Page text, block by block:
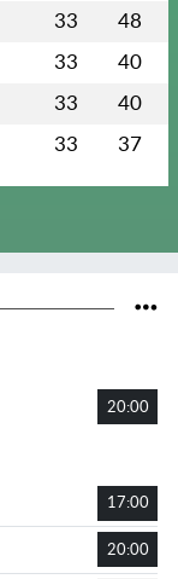
33 48
33 40
33 40
33 37
20:00
17:00
20:00